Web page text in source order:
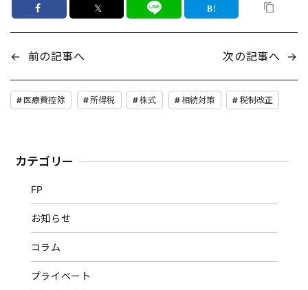
𝕏
← 前の記事へ 次の記事へ →
医療費控除 所得税 株式 相続対策 税制改正
カテゴリー
FP
お知らせ
コラム
プライベート